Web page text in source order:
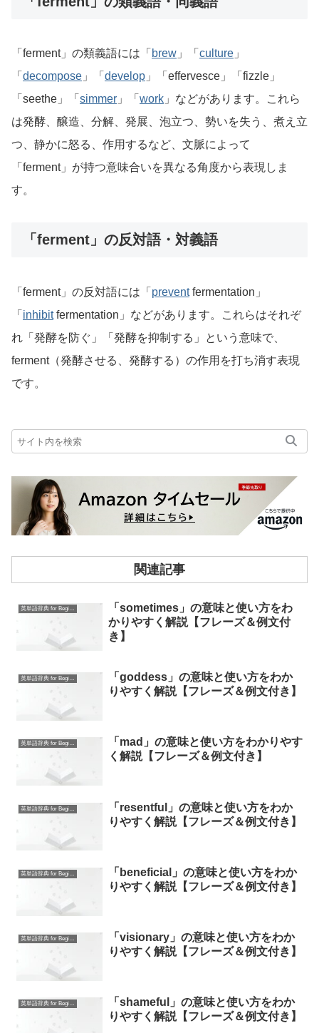
「ferment」の類義語には「 brew 」「 culture 」
「 decompose 」「 develop 」「effervesce」「fizzle」
「seethe」「 simmer 」「 work 」などがあります。これら
は発酵、醸造、分解、発展、泡立つ、勢いを失う、煮え立
つ、静かに怒る、作用するなど、文脈によって
「ferment」が持つ意味合いを異なる角度から表現しま
す。
「ferment」の反対語・対義語
「ferment」の反対語には「 preventfermentation」
「 inhibitfermentation」などがあります。これらはそれぞ
れ「発酵を防ぐ」「発酵を抑制する」という意味で、
ferment（発酵させる、発酵する）の作用を打ち消す表現
です。
関連記事
英単語辞典 for Beginners
「sometimes」の意味と使い方をわ
かりやすく解説【フレーズ＆例文付
き】
英単語辞典 for Beginners
「goddess」の意味と使い方をわか
りやすく解説【フレーズ＆例文付き】
英単語辞典 for Beginners
「mad」の意味と使い方をわかりやす
く解説【フレーズ＆例文付き】
英単語辞典 for Beginners
「resentful」の意味と使い方をわか
りやすく解説【フレーズ＆例文付き】
英単語辞典 for Beginners
「beneficial」の意味と使い方をわか
りやすく解説【フレーズ＆例文付き】
英単語辞典 for Beginners
「visionary」の意味と使い方をわか
りやすく解説【フレーズ＆例文付き】
英単語辞典 for Beginners
「shameful」の意味と使い方をわか
りやすく解説【フレーズ＆例文付き】